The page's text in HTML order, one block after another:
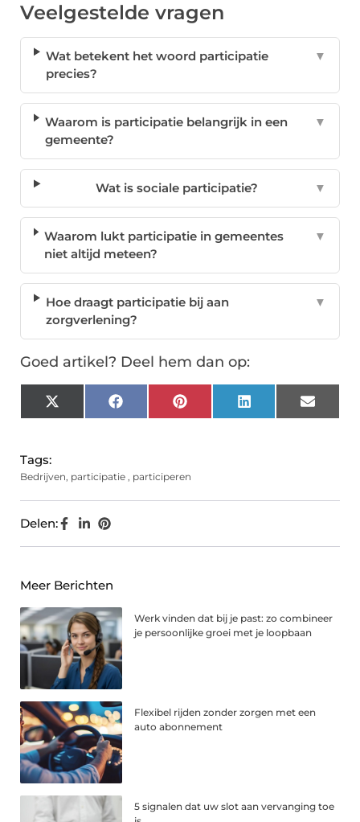
Veelgestelde vragen
Wat betekent het woord participatie
precies?
▼
Waarom is participatie belangrijk in een
gemeente?
▼
Wat is sociale participatie? ▼
Waarom lukt participatie in gemeentes
niet altijd meteen?
▼
Hoe draagt participatie bij aan
zorgverlening?
▼
Goed artikel? Deel hem dan op:
X
(Twitter)
FacebookPinterest LinkedIn Email
Tags:
Bedrijven, participatie , participeren
Delen:
Meer Berichten
Werk vinden dat bij je past: zo combineer
je persoonlijke groei met je loopbaan
Flexibel rijden zonder zorgen met een
auto abonnement
5 signalen dat uw slot aan vervanging toe